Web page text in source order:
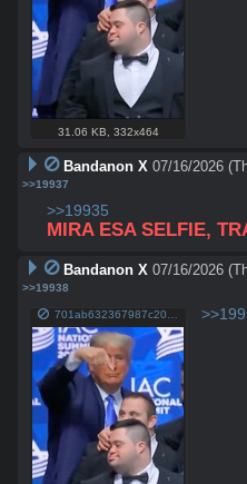
31.06 KB 332x464
Bandanon X 07/16/2026
>>19937
>>19935
MIRA ESA SELFIE,
Bandanon X 07/16/2026
>>19938